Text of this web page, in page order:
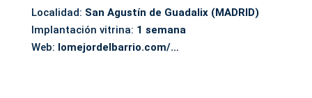
Localidad: San Agustín de Guadalix (MADRID)
Implantación vitrina: 1 semana
Web: lomejordelbarrio.com/…